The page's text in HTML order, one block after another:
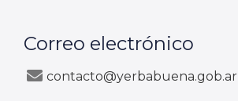
Correo electrónico
contacto@yerbabuena.gob.ar